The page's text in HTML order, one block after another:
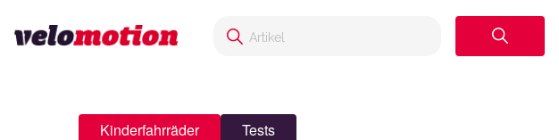
Kinderfahrräder Tests